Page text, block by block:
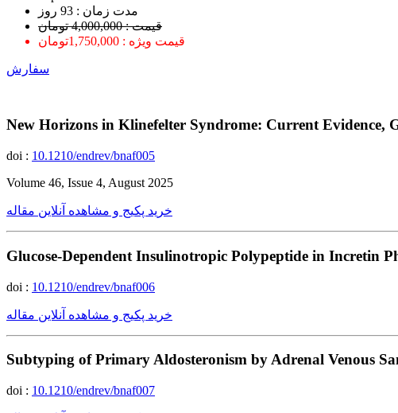
ﻣﺪﺕ ﺯﻣﺎﻥ : 93 ﺭﻭﺯ
قیمت : 4,000,000 تومان
قیمت ویژه : 1,750,000تومان
سفارش
New Horizons in Klinefelter Syndrome: Current Evidence,
doi : 10.1210/endrev/bnaf005
Volume 46, Issue 4, August 2025
خرید پکیج و مشاهده آنلاین مقاله
Glucose-Dependent Insulinotropic Polypeptide in Incretin
doi : 10.1210/endrev/bnaf006
خرید پکیج و مشاهده آنلاین مقاله
Subtyping of Primary Aldosteronism by Adrenal Venous
doi : 10.1210/endrev/bnaf007